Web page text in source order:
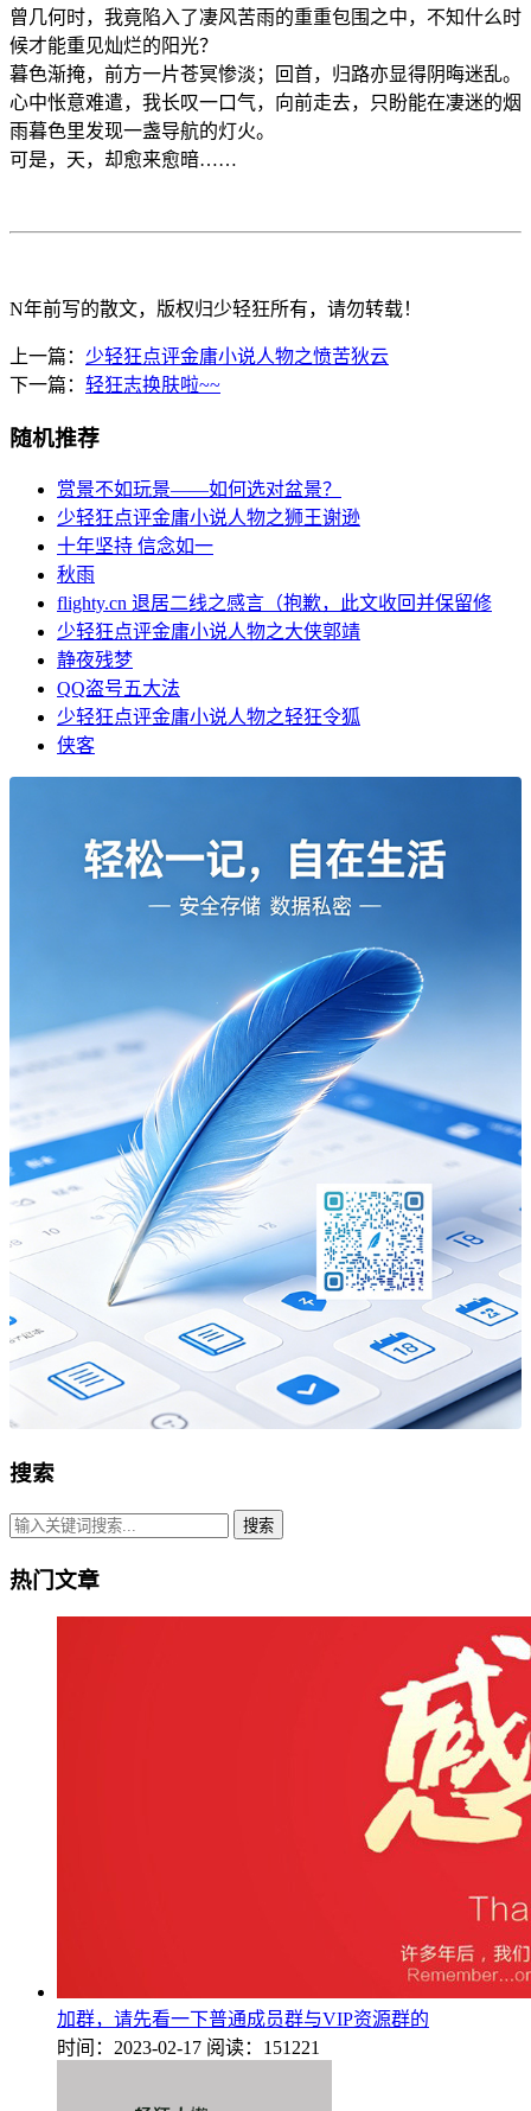
曾几何时，我竟陷入了凄风苦雨的重重包围之中，不知什么时
候才能重见灿烂的阳光？
暮色渐掩，前方一片苍冥惨淡；回首，归路亦显得阴晦迷乱。
心中怅意难遣，我长叹一口气，向前走去，只盼能在凄迷的烟
雨暮色里发现一盏导航的灯火。
可是，天，却愈来愈暗……
N年前写的散文，版权归少轻狂所有，请勿转载！
上一篇： 少轻狂点评金庸小说人物之愤苦狄云
下一篇： 轻狂志换肤啦~~
随机推荐
赏景不如玩景——如何选对盆景？
少轻狂点评金庸小说人物之狮王谢逊
十年坚持 信念如一
秋雨
flighty.cn 退居二线之感言（抱歉，此文收回并保留修
少轻狂点评金庸小说人物之大侠郭靖
静夜残梦
QQ盗号五大法
少轻狂点评金庸小说人物之轻狂令狐
侠客
搜索
搜索
热门文章
加群，请先看一下普通成员群与VIP资源群的
时间：2023-02-17 阅读：151221